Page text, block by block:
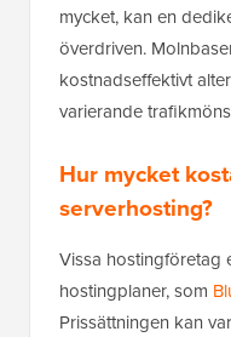
mycket, kan en
överdriven.
kostnadseffektivt
varierande
Hur mycket
serverhosting?
Vissa hostingföretag
hostingplaner, som
Prissättningen kan